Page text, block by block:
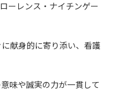
ーレンス・ナイチンゲー
献身的に寄り添い、看護
味や誠実の力が一貫して